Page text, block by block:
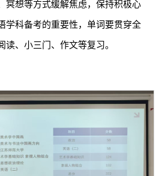
冥想等方式缓解焦虑，保持积极心
学科备考的重要性，单词要贯穿全
、小三门、作文等复习。